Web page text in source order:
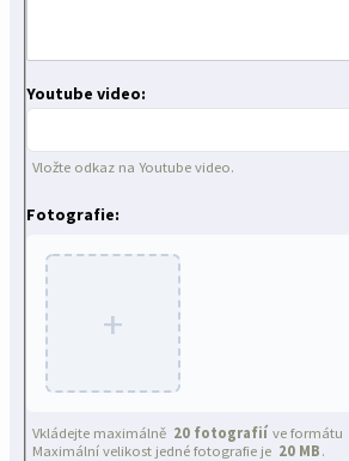
Youtube video:
Vložte odkaz na Youtube video.
Fotografie:
+
Vkládejte maximálně 20 fotografií ve formátu
Maximální velikost jedné fotografie je 20 MB .